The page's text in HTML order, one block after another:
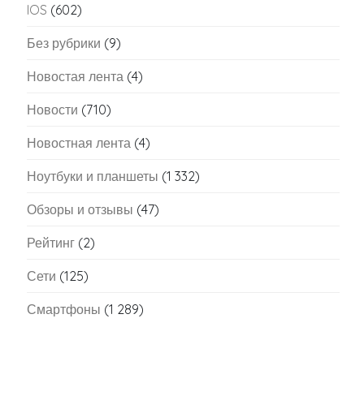
IOS (602)
Без рубрики (9)
Новостая лента (4)
Новости (710)
Новостная лента (4)
Ноутбуки и планшеты (1 332)
Обзоры и отзывы (47)
Рейтинг (2)
Сети (125)
Смартфоны (1 289)